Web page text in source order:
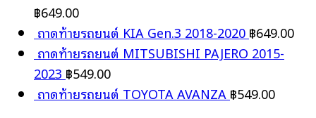
฿649.00
ถาดท้ายรถยนต์ KIA Gen.3 2018-2020 ฿649.00
ถาดท้ายรถยนต์ MITSUBISHI PAJERO 2015-
2023 ฿549.00
ถาดท้ายรถยนต์ TOYOTA AVANZA ฿549.00